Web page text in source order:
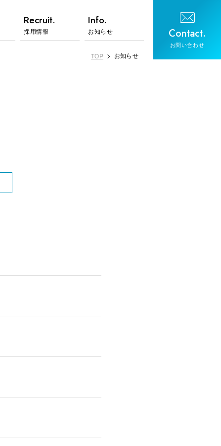
Recruit.
採用情報
Info.
お知らせ Contact.
お問い合わせ
TOP お知らせ